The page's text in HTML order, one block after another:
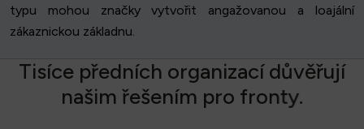
typu mohou značky vytvořit angažovanou a loajální
zákaznickou základnu.
Tisíce předních organizací důvěřují
našim řešením pro fronty.